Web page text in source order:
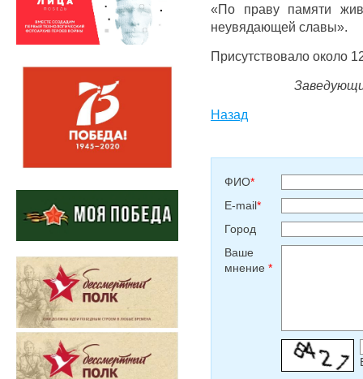
«По праву памяти
неувядающей славы».
Присутствовало около
Назад
ФИО*
E-mail*
Город
Ваше
мнение *